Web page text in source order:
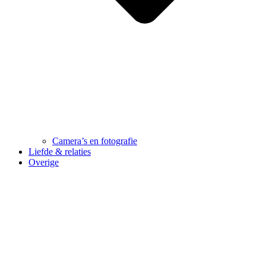
Camera’s en fotografie
Liefde & relaties
Overige